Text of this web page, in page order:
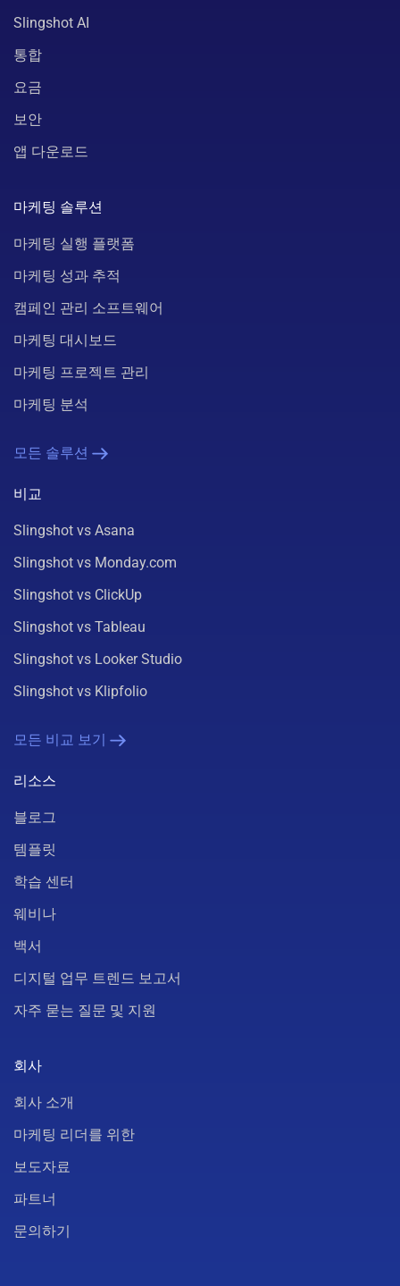
Slingshot AI
통합
요금
보안
앱 다운로드
마케팅 솔루션
마케팅 실행 플랫폼
마케팅 성과 추적
캠페인 관리 소프트웨어
마케팅 대시보드
마케팅 프로젝트 관리
마케팅 분석
모든 솔루션
비교
Slingshot vs Asana
Slingshot vs Monday.com
Slingshot vs ClickUp
Slingshot vs Tableau
Slingshot vs Looker Studio
Slingshot vs Klipfolio
모든 비교 보기
리소스
블로그
템플릿
학습 센터
웨비나
백서
디지털 업무 트렌드 보고서
자주 묻는 질문 및 지원
회사
회사 소개
마케팅 리더를 위한
보도자료
파트너
문의하기